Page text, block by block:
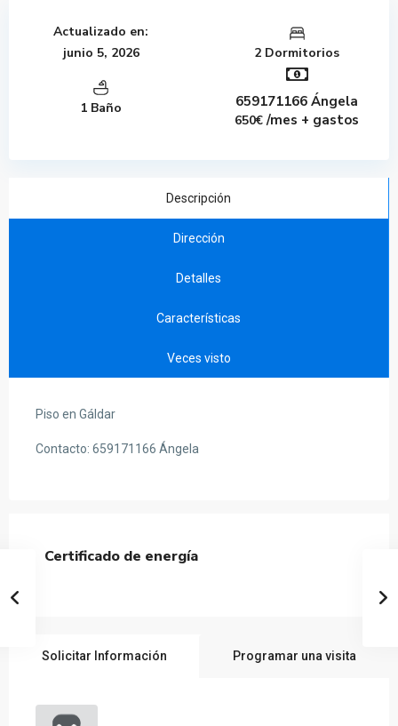
Actualizado en:
junio 5, 2026
2 Dormitorios
1 Baño 659171166 Ángela
650€/mes + gastos
Descripción
Dirección
Detalles
Características
Veces visto
Piso en Gáldar
Contacto: 659171166 Ángela
Certificado de energía
Solicitar Información Programar una visita